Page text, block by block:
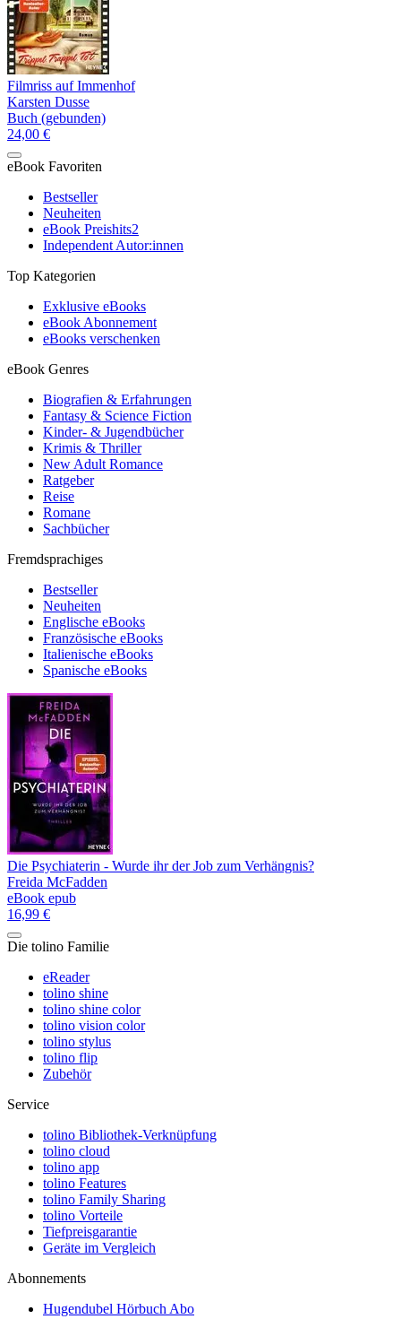
Filmriss auf Immenhof
Karsten Dusse
Buch (gebunden)
24,00 €
eBook Favoriten
Bestseller
Neuheiten
eBook Preishits2
Independent Autor:innen
Top Kategorien
Exklusive eBooks
eBook Abonnement
eBooks verschenken
eBook Genres
Biografien & Erfahrungen
Fantasy & Science Fiction
Kinder- & Jugendbücher
Krimis & Thriller
New Adult Romance
Ratgeber
Reise
Romane
Sachbücher
Fremdsprachiges
Bestseller
Neuheiten
Englische eBooks
Französische eBooks
Italienische eBooks
Spanische eBooks
Die Psychiaterin - Wurde ihr der Job zum Verhängnis?
Freida McFadden
eBook epub
16,99 €
Die tolino Familie
eReader
tolino shine
tolino shine color
tolino vision color
tolino stylus
tolino flip
Zubehör
Service
tolino Bibliothek-Verknüpfung
tolino cloud
tolino app
tolino Features
tolino Family Sharing
tolino Vorteile
Tiefpreisgarantie
Geräte im Vergleich
Abonnements
Hugendubel Hörbuch Abo